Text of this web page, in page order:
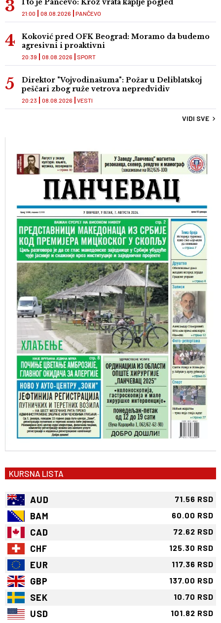
I to je Pančevo: Kroz vrata kaplje pogled
PANČEVO
21:00 08.08.2026
Koković pred OFK Beograd: Moramo da budemo
agresivni i proaktivni
SPORT
20:39 08.08.2026
Direktor "Vojvodinašuma": Požar u Deliblatskoj
peščari zbog ruže vetrova nepredvidiv
VESTI
20:23 08.08.2026
VIDI SVE
KURSNA LISTA
AUD 71.56 RSD
BAM 60.00 RSD
CAD 72.62 RSD
CHF 125.30 RSD
EUR 117.36 RSD
GBP 137.00 RSD
SEK 10.70 RSD
USD 101.82 RSD